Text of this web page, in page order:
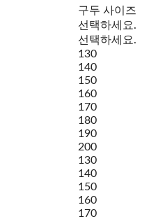
구두 사이즈
선택하세요.
선택하세요.
130
140
150
160
170
180
190
200
130
140
150
160
170